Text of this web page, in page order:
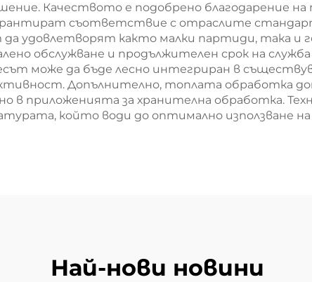
Качеството е подобрено благодарение
съответствие с отраслите
удовлетворят както малки партиди, така и
обслужване и продължителен срок на
може да бъде лесно интегриран в
Допълнително, топлата обработка
в приложенията за хранителна обработка.
който води до оптимално използване
Най-нови новини